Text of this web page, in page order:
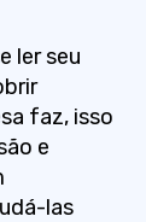
ler seu
faz, isso
e
las